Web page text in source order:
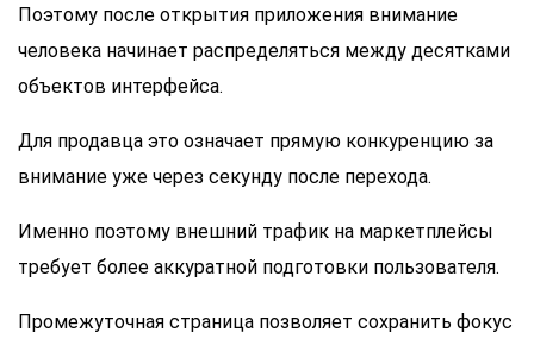
Поэтому после открытия приложения внимание
человека начинает распределяться между десятками
объектов интерфейса.
Для продавца это означает прямую конкуренцию за
внимание уже через секунду после перехода.
Именно поэтому внешний трафик на маркетплейсы
требует более аккуратной подготовки пользователя.
Промежуточная страница позволяет сохранить фокус